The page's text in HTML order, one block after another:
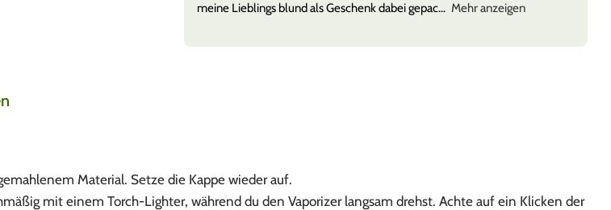
meine Lieblings blund als Geschenk dabei gepac
Mehr anzeigen
Material. Setze die Kappe wieder auf.
mit einem Torch-Lighter, während du den Vaporizer langsam drehst. Achte auf ein Klicken der